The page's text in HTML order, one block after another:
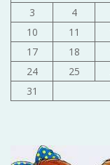
3
4
10
11
17
18
24
25
31